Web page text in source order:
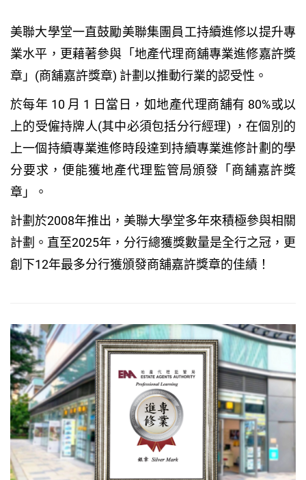
美聯大學堂一直鼓勵美聯集團員工持續進修以提升專
業水平，更藉著參與「地產代理商舖專業進修嘉許獎
章」(商舖嘉許獎章) 計劃以推動行業的認受性。
於每年 10 月 1 日當日，如地產代理商舖有 80%或以
上的受僱持牌人(其中必須包括分行經理) ，在個別的
上一個持續專業進修時段達到持續專業進修計劃的學
分要求，便能獲地產代理監管局頒發「商舖嘉許獎
章」。
計劃於2008年推出，美聯大學堂多年來積極參與相關
計劃。直至2025年，分行總獲獎數量是全行之冠，更
創下12年最多分行獲頒發商舖嘉許獎章的佳績！